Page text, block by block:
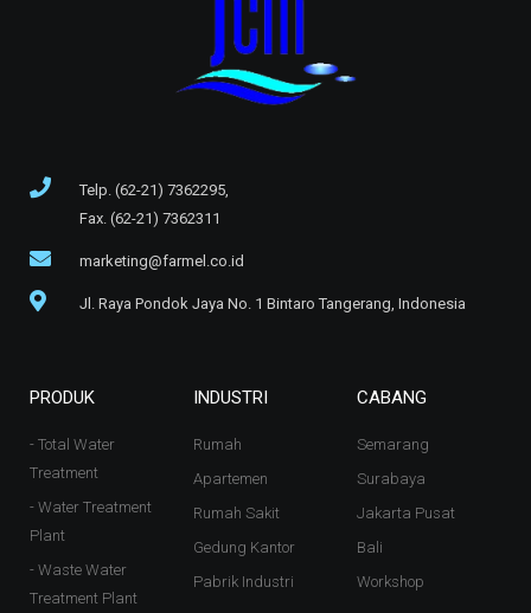
Telp. (62-21) 7362295,
Fax. (62-21) 7362311
marketing@farmel.co.id
Jl. Raya Pondok Jaya No. 1 Bintaro Tangerang, Indonesia
PRODUK
- Total Water
Treatment
- Water Treatment
Plant
- Waste Water
Treatment Plant
INDUSTRI
Rumah
Apartemen
Rumah Sakit
Gedung Kantor
Pabrik Industri
CABANG
Semarang
Surabaya
Jakarta Pusat
Bali
Workshop